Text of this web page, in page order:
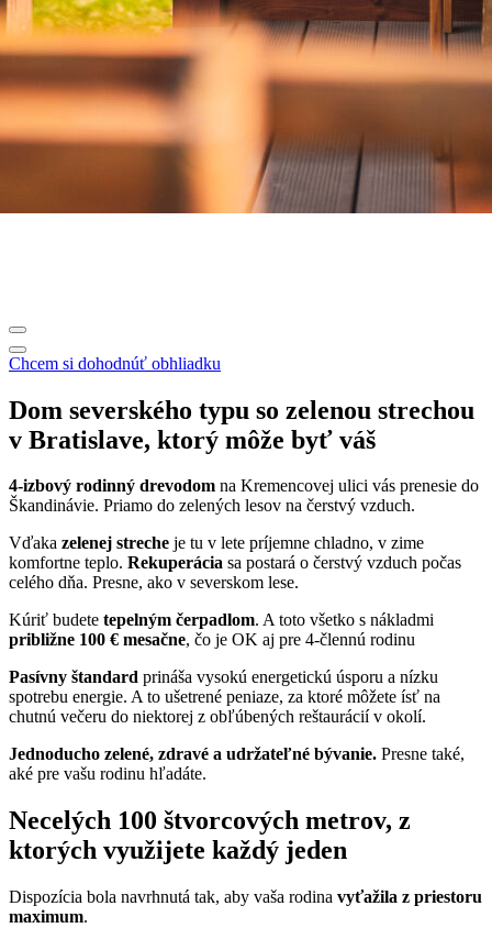
Chcem si dohodnúť obhliadku
Dom severského typu so zelenou strechou
v Bratislave, ktorý môže byť váš
4-izbový rodinný drevodom na Kremencovej ulici vás prenesie do
Škandinávie. Priamo do zelených lesov na čerstvý vzduch.
Vďaka zelenej streche je tu v lete príjemne chladno, v zime
komfortne teplo. Rekuperácia sa postará o čerstvý vzduch počas
celého dňa. Presne, ako v severskom lese.
Kúriť budete tepelným čerpadlom. A toto všetko s nákladmi
približne 100 € mesačne, čo je OK aj pre 4-člennú rodinu
Pasívny štandard prináša vysokú energetickú úsporu a nízku
spotrebu energie. A to ušetrené peniaze, za ktoré môžete ísť na
chutnú večeru do niektorej z obľúbených reštaurácií v okolí.
Jednoducho zelené, zdravé a udržateľné bývanie. Presne také,
aké pre vašu rodinu hľadáte.
Necelých 100 štvorcových metrov, z
ktorých využijete každý jeden
Dispozícia bola navrhnutá tak, aby vaša rodina vyťažila z priestoru
maximum.